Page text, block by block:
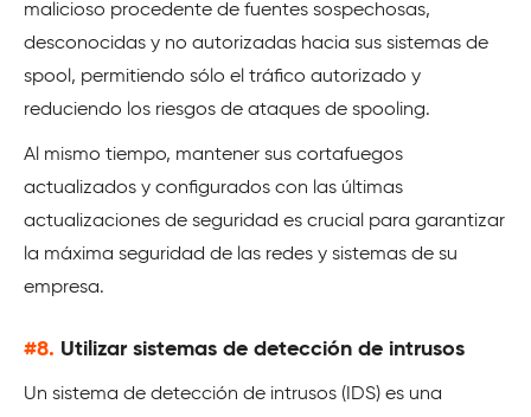
malicioso procedente de fuentes sospechosas,
desconocidas y no autorizadas hacia sus sistemas de
spool, permitiendo sólo el tráfico autorizado y
reduciendo los riesgos de ataques de spooling.
Al mismo tiempo, mantener sus cortafuegos
actualizados y configurados con las últimas
actualizaciones de seguridad es crucial para garantizar
la máxima seguridad de las redes y sistemas de su
empresa.
#8. Utilizar sistemas de detección de intrusos
Un sistema de detección de intrusos (IDS) es una